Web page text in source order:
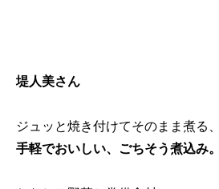
堤人美さん
ジュッと焼き付けてそのまま煮る、
手軽でおいしい、ごちそう煮込み。